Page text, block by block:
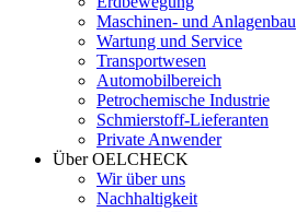
Maschinen- und Anlagenbau
Wartung und Service
Transportwesen
Automobilbereich
Petrochemische Industrie
Schmierstoff-Lieferanten
Private Anwender
Über OELCHECK
Wir über uns
Nachhaltigkeit